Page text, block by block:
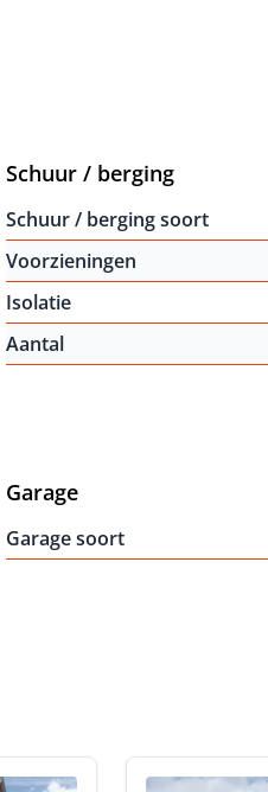
Schuur / berging
Schuur / berging soort
Voorzieningen
Isolatie
Aantal
Garage
Garage soort